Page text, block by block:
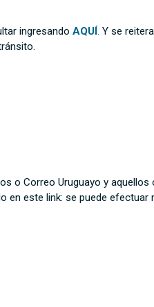
ingresando AQUÍ. Y se
o Correo Uruguayo y
en este link: se puede